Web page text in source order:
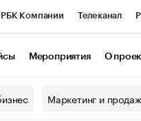
РБК Компании Телеканал
Мероприятия О
Маркетинг и